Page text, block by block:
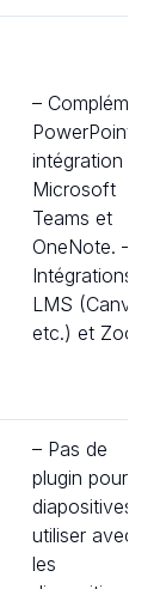
– Complément
PowerPoint ;
intégration de
Microsoft
Teams et
OneNote. –
Intégrations
LMS (Canvas,
etc.) et Zoom.
– Pas de
plugin pour les
diapositives ; à
utiliser avec
les